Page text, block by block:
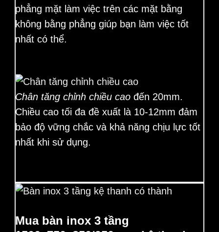
phẳng mặt làm việc trên các mặt bằng
không bằng phẳng giúp bạn làm việc tốt
nhất có thể.
Chân tăng chỉnh chiều cao đến 20mm.
Chiều cao tối đa đề xuất là 10-12mm đảm
bảo độ vững chắc và khả năng chịu lực tốt
nhất khi sử dụng.
Mua bàn inox 3 tầng